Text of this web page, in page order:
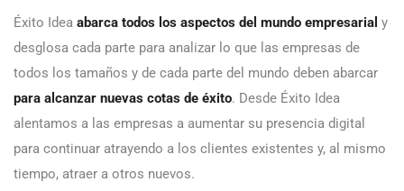
Éxito Idea abarca todos los aspectos del mundo empresarial y
desglosa cada parte para analizar lo que las empresas de
todos los tamaños y de cada parte del mundo deben abarcar
para alcanzar nuevas cotas de éxito. Desde Éxito Idea
alentamos a las empresas a aumentar su presencia digital
para continuar atrayendo a los clientes existentes y, al mismo
tiempo, atraer a otros nuevos.